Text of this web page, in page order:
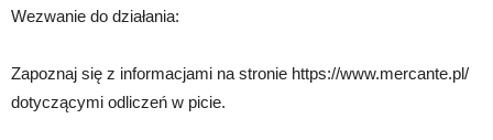
Wezwanie do działania:
Zapoznaj się z informacjami na stronie https://www.mercante.pl/
dotyczącymi odliczeń w picie.